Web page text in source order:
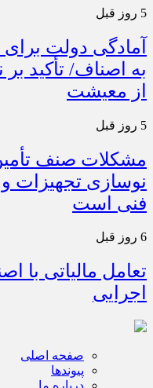
5 روز قبل
آمادگی دولت برای
به اصناف/ تأکید
از معیشت
5 روز قبل
مشکلات صنف تأمین
نوسازی
فنی است
6 روز قبل
تعامل مالیاتی با
اجرایی
صفحه اصلی
پیوندها